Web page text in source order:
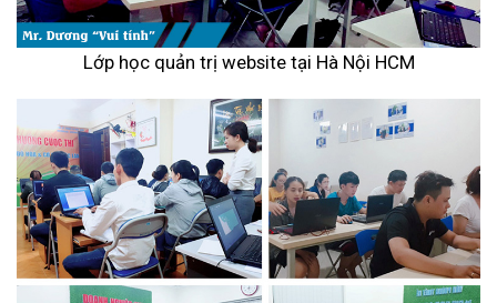
Lớp học quản trị website tại Hà Nội HCM